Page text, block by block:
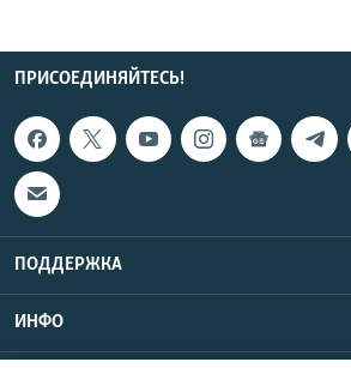
ПРИСОЕДИНЯЙТЕСЬ!
ПОДДЕРЖКА
ИНФО